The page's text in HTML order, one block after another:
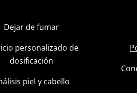
Dejar de fumar
personalizado de
dosificación
piel y cabello